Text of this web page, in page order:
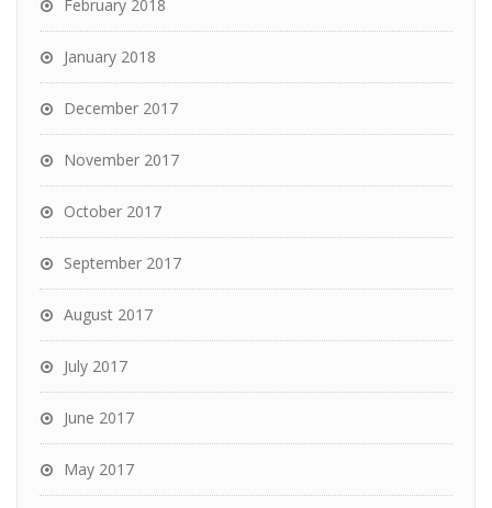
February 2018
January 2018
December 2017
November 2017
October 2017
September 2017
August 2017
July 2017
June 2017
May 2017